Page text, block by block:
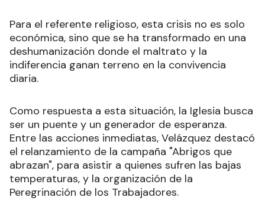
Para el referente religioso, esta crisis no es solo
económica, sino que se ha transformado en una
deshumanización donde el maltrato y la
indiferencia ganan terreno en la convivencia
diaria.
Como respuesta a esta situación, la Iglesia busca
ser un puente y un generador de esperanza.
Entre las acciones inmediatas, Velázquez destacó
el relanzamiento de la campaña "Abrigos que
abrazan", para asistir a quienes sufren las bajas
temperaturas, y la organización de la
Peregrinación de los Trabajadores.